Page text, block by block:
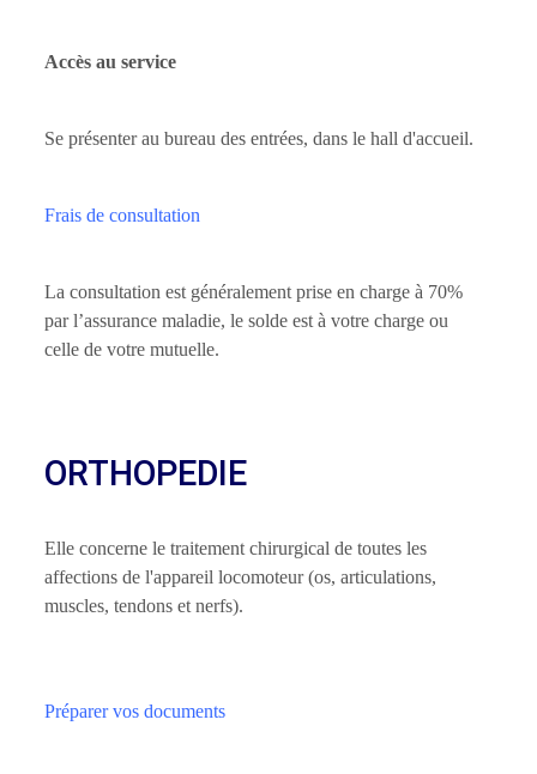
Accès au service
Se présenter au bureau des entrées, dans le hall d'accueil.
Frais de consultation
La consultation est généralement prise en charge à 70%
par l’assurance maladie, le solde est à votre charge ou
celle de votre mutuelle.
ORTHOPEDIE
Elle concerne le traitement chirurgical de toutes les
affections de l'appareil locomoteur (os, articulations,
muscles, tendons et nerfs).
Préparer vos documents